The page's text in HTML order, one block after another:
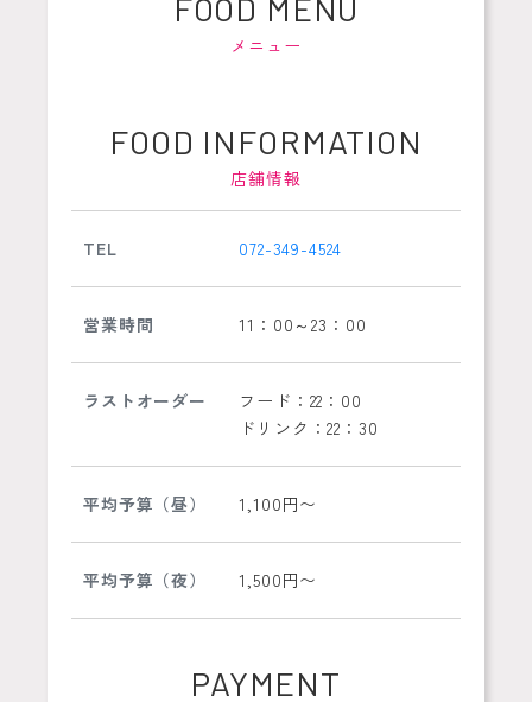
FOOD MENU
メニュー
FOOD INFORMATION
店舗情報
TEL 072-349-4524
営業時間 11：00～23：00
ラストオーダー
フード：22：00
ドリンク：22：30
平均予算（昼） 1,100円〜
平均予算（夜） 1,500円〜
PAYMENT